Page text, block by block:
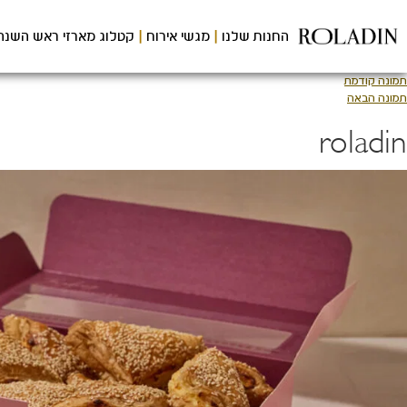
לתוכן
המרכזי
החנות שלנו מגשי אירוח קטלוג מארזי ראש
תמונה קודמת
תמונה הבאה
roladin